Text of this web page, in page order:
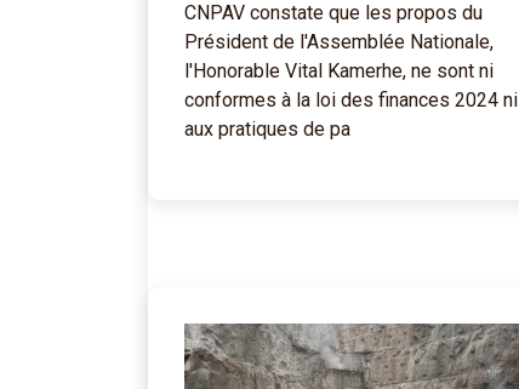
CNPAV constate que les propos du
Président de l'Assemblée Nationale,
l'Honorable Vital Kamerhe, ne sont ni
conformes à la loi des finances 2024 ni
aux pratiques de pa